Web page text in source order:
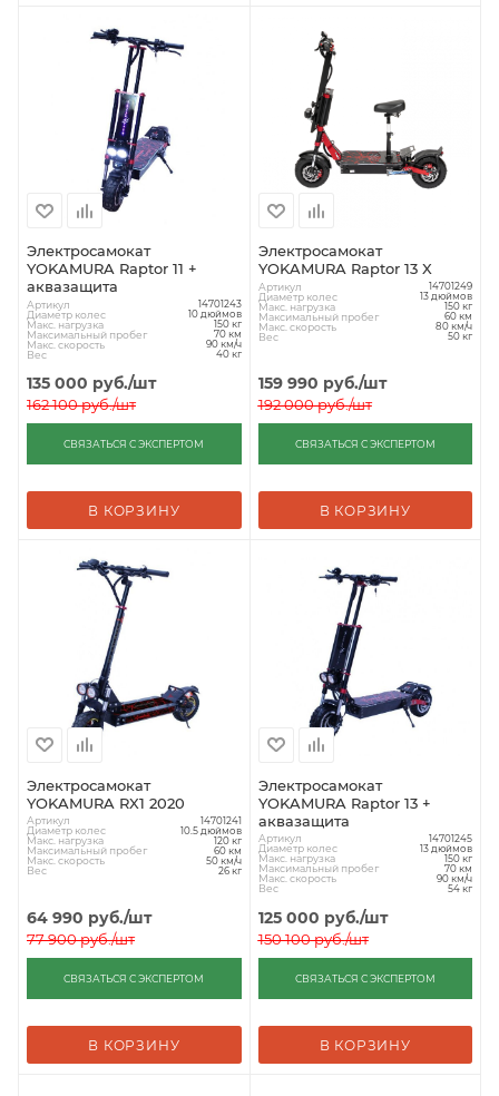
Электросамокат
YOKAMURA Raptor 11 +
аквазащита
Артикул 14701243
Диаметр колес 10 дюймов
Макс. нагрузка 150 кг
Максимальный пробег 70 км
Макс. скорость 90 км/ч
Вес 40 кг
135 000 руб./шт
162 100руб./шт
СВЯЗАТЬСЯ С ЭКСПЕРТОМ
В КОРЗИНУ
Электросамокат
YOKAMURA Raptor 13 X
Артикул 14701249
Диаметр колес 13 дюймов
Макс. нагрузка 150 кг
Максимальный пробег 60 км
Макс. скорость 80 км/ч
Вес 50 кг
159 990 руб./шт
192 000руб./шт
СВЯЗАТЬСЯ С ЭКСПЕРТОМ
В КОРЗИНУ
Электросамокат
YOKAMURA RX1 2020
Артикул 14701241
Диаметр колес 10.5 дюймов
Макс. нагрузка 120 кг
Максимальный пробег 60 км
Макс. скорость 50 км/ч
Вес 26 кг
64 990 руб./шт
77 900руб./шт
СВЯЗАТЬСЯ С ЭКСПЕРТОМ
В КОРЗИНУ
Электросамокат
YOKAMURA Raptor 13 +
аквазащита
Артикул 14701245
Диаметр колес 13 дюймов
Макс. нагрузка 150 кг
Максимальный пробег 70 км
Макс. скорость 90 км/ч
Вес 54 кг
125 000 руб./шт
150 100руб./шт
СВЯЗАТЬСЯ С ЭКСПЕРТОМ
В КОРЗИНУ